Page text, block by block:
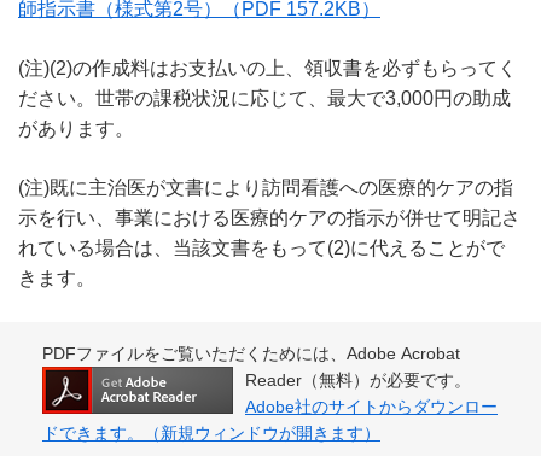
師指示書（様式第2号）
（PDF 157.2KB）
(注)(2)の作成料はお支払いの上、領収書を必ずもらってく
ださい。世帯の課税状況に応じて、最大で3,000円の助成
があります。
(注)既に主治医が文書により訪問看護への医療的ケアの指
示を行い、事業における医療的ケアの指示が併せて明記さ
れている場合は、当該文書をもって(2)に代えることがで
きます。
PDFファイルをご覧いただくためには、Adobe Acrobat
Reader（無料）が必要です。
Adobe社のサイトからダウンロー
ドできます。（新規ウィンドウが開きます）